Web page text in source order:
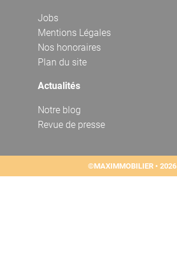
Jobs
Mentions Légales
Nos honoraires
Plan du site
Actualités
Notre blog
Revue de presse
©MAXIMMOBILIER • 2026